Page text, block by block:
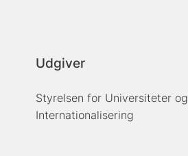
Udgiver
Styrelsen for Universiteter og
Internationalisering